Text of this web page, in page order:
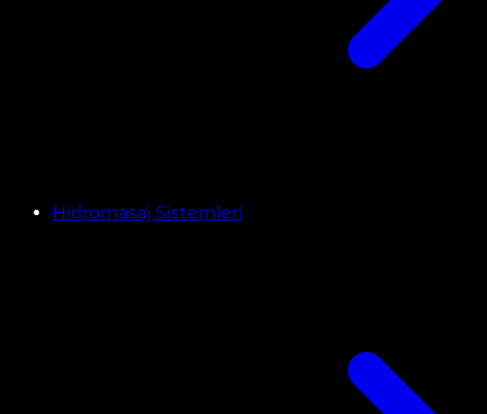
Hidromasaj Sistemleri